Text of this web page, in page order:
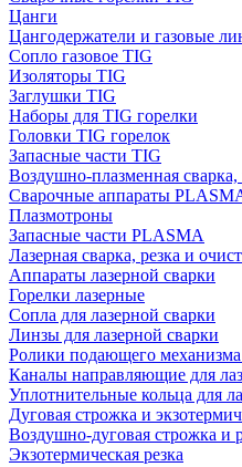
Цанги
Цангодержатели и газовые
Сопло газовое TIG
Изоляторы TIG
Заглушки TIG
Наборы для TIG горелки
Головки TIG горелок
Запасные части TIG
Воздушно-плазменная сварка,
Сварочные аппараты
Плазмотроны
Запасные части PLASMA
Лазерная сварка, резка и
Аппараты лазерной сварки
Горелки лазерные
Сопла для лазерной сварки
Линзы для лазерной сварки
Ролики подающего механизма
Каналы направляющие для
Уплотнительные кольца для
Дуговая строжка и
Воздушно-дуговая строжка и
Экзотермическая резка